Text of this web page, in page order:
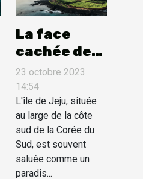
La face
cachée de
l'île de Jeju
en Corée du
Sud
23 octobre 2023
14:54
L'île de Jeju, située
au large de la côte
sud de la Corée du
Sud, est souvent
saluée comme un
paradis...